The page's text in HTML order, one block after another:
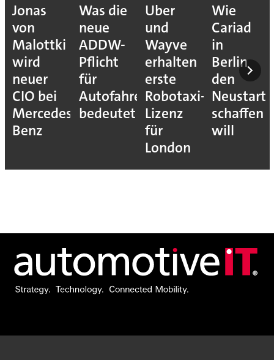
Jonas
von
Malottki
wird
neuer
CIO bei
Mercedes-
Benz
Was die
neue
ADDW-
Pflicht
für
Autofahrer
bedeutet
Uber
und
Wayve
erhalten
erste
Robotaxi-
Lizenz
für
London
Wie
Cariad
in
Berlin
den
Neustart
schaffen
will